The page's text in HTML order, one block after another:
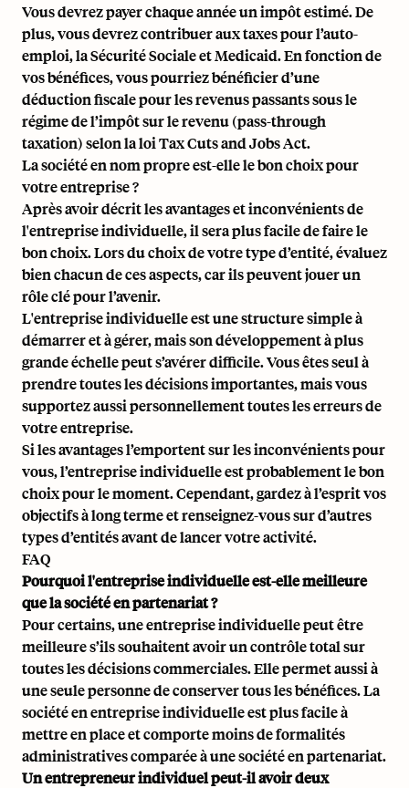
Vous devrez payer chaque année un impôt estimé. De
plus, vous devrez contribuer aux taxes pour l’auto-
emploi, la Sécurité Sociale et Medicaid. En fonction de
vos bénéfices, vous pourriez bénéficier d’une
déduction fiscale pour les revenus passants sous le
régime de l’impôt sur le revenu (pass-through
taxation) selon la loi Tax Cuts and Jobs Act.
La société en nom propre est-elle le bon choix pour
votre entreprise ?
Après avoir décrit les avantages et inconvénients de
l'entreprise individuelle, il sera plus facile de faire le
bon choix. Lors du choix de votre type d’entité, évaluez
bien chacun de ces aspects, car ils peuvent jouer un
rôle clé pour l’avenir.
L'entreprise individuelle est une structure simple à
démarrer et à gérer, mais son développement à plus
grande échelle peut s’avérer difficile. Vous êtes seul à
prendre toutes les décisions importantes, mais vous
supportez aussi personnellement toutes les erreurs de
votre entreprise.
Si les avantages l’emportent sur les inconvénients pour
vous, l’entreprise individuelle est probablement le bon
choix pour le moment. Cependant, gardez à l’esprit vos
objectifs à long terme et renseignez-vous sur d’autres
types d’entités avant de lancer votre activité.
FAQ
Pourquoi l'entreprise individuelle est-elle meilleure
que la société en partenariat ?
Pour certains, une entreprise individuelle peut être
meilleure s’ils souhaitent avoir un contrôle total sur
toutes les décisions commerciales. Elle permet aussi à
une seule personne de conserver tous les bénéfices. La
société en entreprise individuelle est plus facile à
mettre en place et comporte moins de formalités
administratives comparée à une société en partenariat.
Un entrepreneur individuel peut-il avoir deux